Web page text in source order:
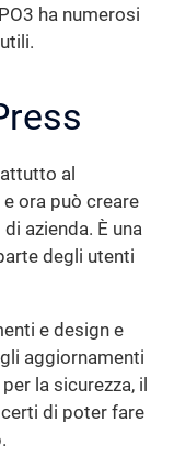
ha numerosi
al
ora può creare
azienda. È una
degli utenti
e design e
aggiornamenti
la sicurezza, il
di poter fare